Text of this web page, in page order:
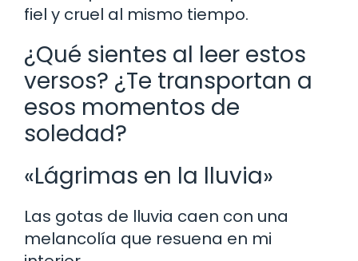
fiel y cruel al mismo tiempo.
¿Qué sientes al leer estos
versos? ¿Te transportan a
esos momentos de
soledad?
«Lágrimas en la lluvia»
Las gotas de lluvia caen con una
melancolía que resuena en mi